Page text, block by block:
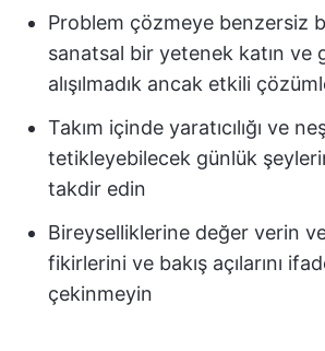
Problem çözmeye benzersiz
sanatsal bir yetenek katın ve
alışılmadık ancak etkili
Takım içinde yaratıcılığı ve
tetikleyebilecek günlük
takdir edin
Bireyselliklerine değer verin
fikirlerini ve bakış açılarını
çekinmeyin